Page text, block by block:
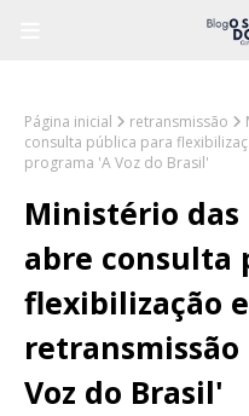
Página inicial retransmissão
consulta pública para
programa 'A Voz do Brasil'
Ministério das
abre consulta
flexibilização
Voz do Brasil'